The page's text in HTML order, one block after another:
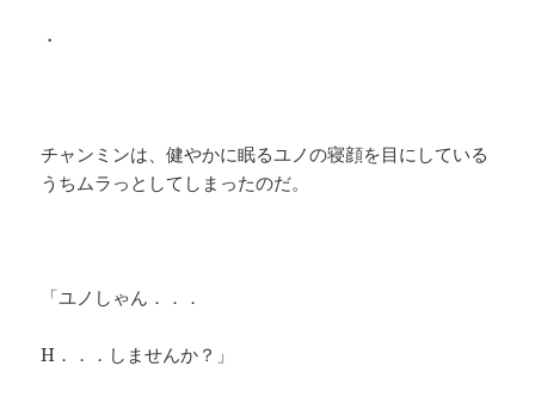
・
チャンミンは、健やかに眠るユノの寝顔を目にしている
うちムラっとしてしまったのだ。
「ユノしゃん．．．
H．．．しませんか？」